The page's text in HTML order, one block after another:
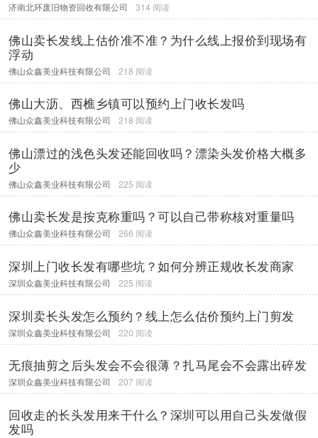
济南北环废旧物资回收有限公司 314 阅读
佛山卖长发线上估价准不准？为什么线上报价到现场有
浮动
佛山众鑫美业科技有限公司 218 阅读
佛山大沥、西樵乡镇可以预约上门收长发吗
佛山众鑫美业科技有限公司 218 阅读
佛山漂过的浅色头发还能回收吗？漂染头发价格大概多
少
佛山众鑫美业科技有限公司 225 阅读
佛山卖长发是按克称重吗？可以自己带称核对重量吗
佛山众鑫美业科技有限公司 266 阅读
深圳上门收长发有哪些坑？如何分辨正规收长发商家
深圳众鑫美业科技有限公司 225 阅读
深圳卖长头发怎么预约？线上怎么估价预约上门剪发
深圳众鑫美业科技有限公司 220 阅读
无痕抽剪之后头发会不会很薄？扎马尾会不会露出碎发
深圳众鑫美业科技有限公司 207 阅读
回收走的长头发用来干什么？深圳可以用自己头发做假
发吗